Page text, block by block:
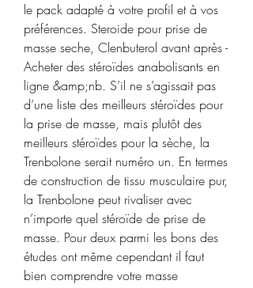
le pack adapté à votre profil et à vos
préférences. Steroide pour prise de
masse seche, Clenbuterol avant après -
Acheter des stéroïdes anabolisants en
ligne &amp;nb. S’il ne s’agissait pas
d’une liste des meilleurs stéroïdes pour
la prise de masse, mais plutôt des
meilleurs stéroïdes pour la sèche, la
Trenbolone serait numéro un. En termes
de construction de tissu musculaire pur,
la Trenbolone peut rivaliser avec
n’importe quel stéroïde de prise de
masse. Pour deux parmi les bons des
études ont même cependant il faut
bien comprendre votre masse